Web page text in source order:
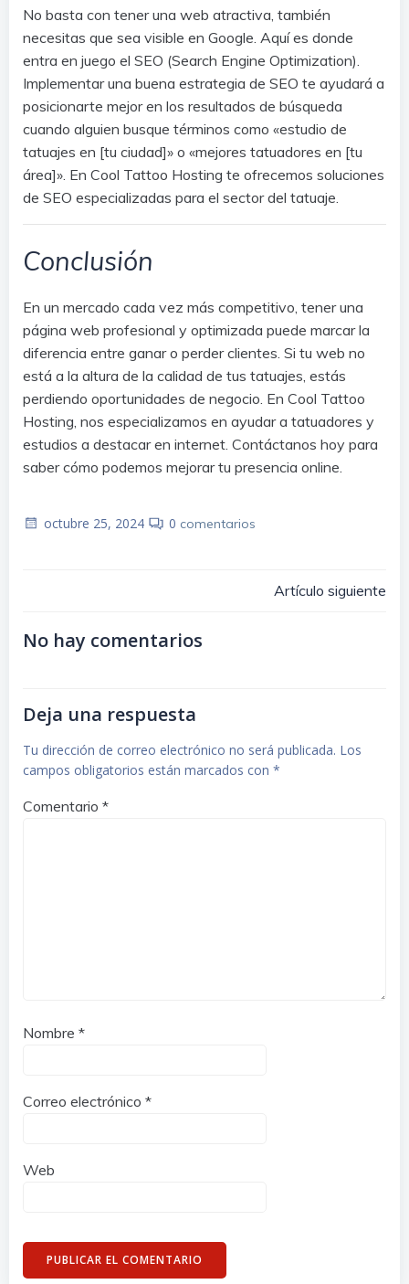
No basta con tener una web atractiva, también
necesitas que sea visible en Google. Aquí es donde
entra en juego el SEO (Search Engine Optimization).
Implementar una buena estrategia de SEO te ayudará a
posicionarte mejor en los resultados de búsqueda
cuando alguien busque términos como «estudio de
tatuajes en [tu ciudad]» o «mejores tatuadores en [tu
área]». En Cool Tattoo Hosting te ofrecemos soluciones
de SEO especializadas para el sector del tatuaje.
Conclusión
En un mercado cada vez más competitivo, tener una
página web profesional y optimizada puede marcar la
diferencia entre ganar o perder clientes. Si tu web no
está a la altura de la calidad de tus tatuajes, estás
perdiendo oportunidades de negocio. En Cool Tattoo
Hosting, nos especializamos en ayudar a tatuadores y
estudios a destacar en internet. Contáctanos hoy para
saber cómo podemos mejorar tu presencia online.
octubre 25, 2024 0 comentarios
entradas
Artículo siguiente
No hay comentarios
Deja una respuesta
Tu dirección de correo electrónico no será publicada. Los
campos obligatorios están marcados con *
Comentario *
Nombre *
Correo electrónico *
Web